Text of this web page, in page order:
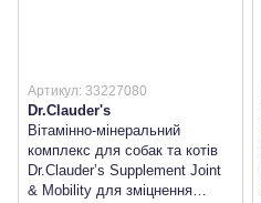
Артикул: 33227080
Dr.Clauder's
Вітамінно-мінеральний
комплекс для собак та котів
Dr.Clauder’s Supplement Joint
& Mobility для зміцнення